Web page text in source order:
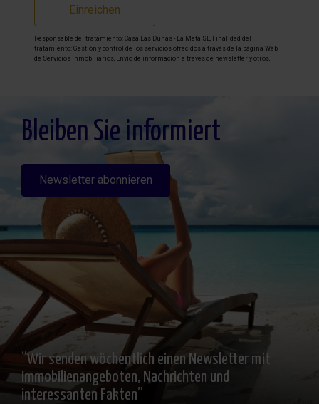
Einreichen
Responsable del tratamiento: Casa Las Dunas - La Mata SL, Finalidad del
tratamiento: Gestión y control de los servicios ofrecidos a través de la página Web
de Servicios inmobiliarios, Envío de información a traves de newsletter y otros,
detallada sobre protección de datos
Aquí
Bleiben Sie informiert
Newsletter abonnieren
“Wir senden wöchentlich einen Newsletter mit
Immobilienangeboten, Nachrichten und
interessanten Fakten”